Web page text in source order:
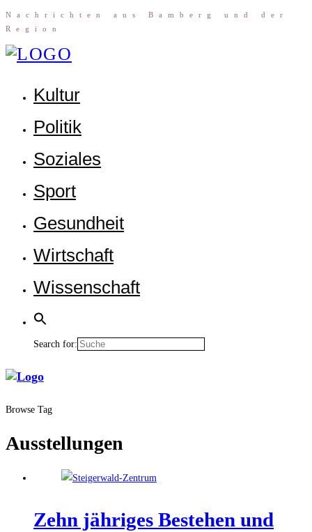
Nach­rich­ten aus Bam­berg und der
Region
Kul­tur
Poli­tik
Sozia­les
Sport
Gesund­heit
Wirt­schaft
Wis­sen­schaft
Search for:
Browse Tag
Ausstellungen
Zehn jäh­ri­ges Bestehen und